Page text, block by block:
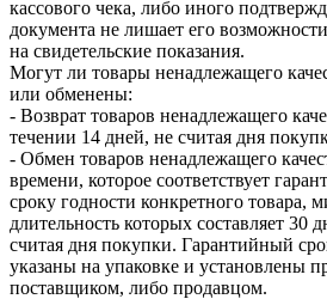
кассового чека, либо иного
документа не лишает его
на свидетельские показания.
Могут ли товары ненадлежащего
или обменены:
- Возврат товаров ненадлежащего
течении 14 дней, не считая дня
- Обмен товаров ненадлежащего
времени, которое соответствует
сроку годности конкретного товара,
длительность которых составляет 30
считая дня покупки. Гарантийный
указаны на упаковке и установлены
поставщиком, либо продавцом.